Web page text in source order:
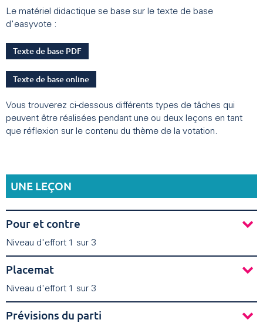
Le matériel didactique se base sur le texte de base
d'easyvote :
Texte de base PDF
Texte de base online
Vous trouverez ci-dessous différents types de tâches qui
peuvent être réalisées pendant une ou deux leçons en tant
que réflexion sur le contenu du thème de la votation.
UNE LEÇON
Pour et contre
Niveau d'effort 1 sur 3
Placemat
Niveau d'effort 1 sur 3
Prévisions du parti